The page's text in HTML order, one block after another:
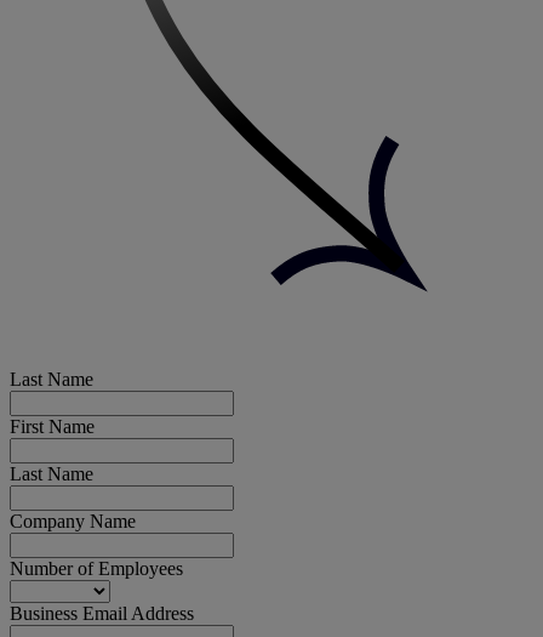
Last Name
First Name
Last Name
Company Name
Number of Employees
Business Email Address